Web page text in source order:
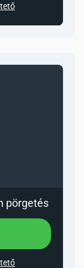
pörgetés